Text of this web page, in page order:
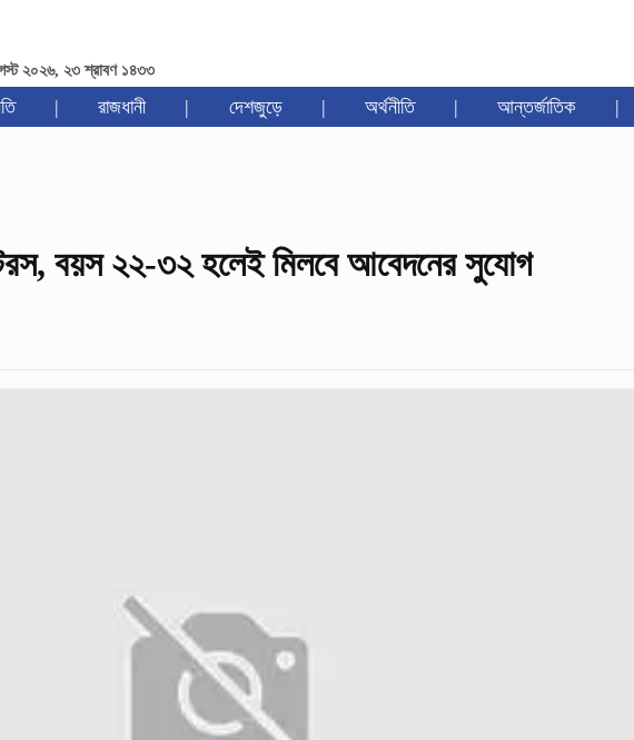
২০২৬, ২৩ শ্রাবণ ১৪৩৩
| রাজধানী | দেশজুড়ে | অর্থনীতি | আন্তর্জাতিক |
বয়স ২২-৩২ হলেই মিলবে আবেদনের সুযোগ